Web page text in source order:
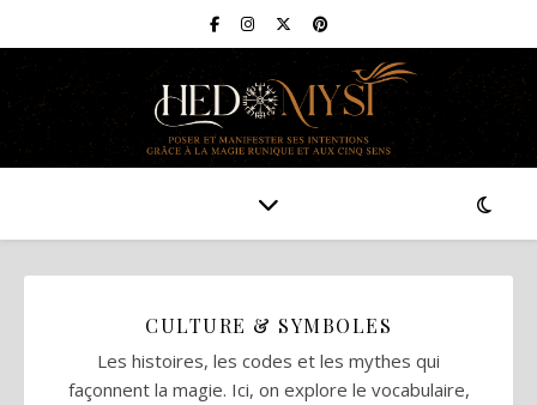
CULTURE & SYMBOLES
Les histoires, les codes et les mythes qui
façonnent la magie. Ici, on explore le vocabulaire,